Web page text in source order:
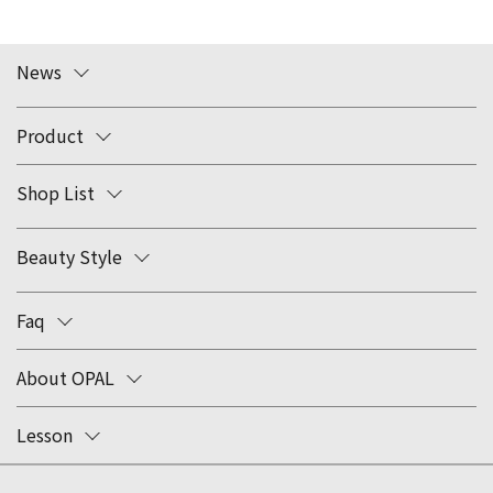
News
Product
Shop List
Beauty Style
Faq
About OPAL
Lesson